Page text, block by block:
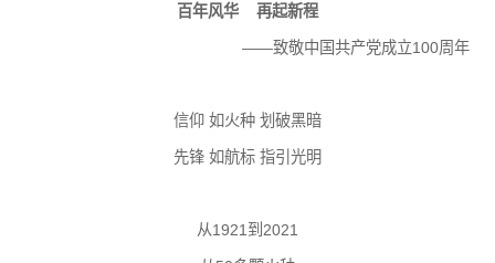
百年风华 再起新程
——致敬中国共产党成立100周年
信仰 如火种 划破黑暗
先锋 如航标 指引光明
从1921到2021